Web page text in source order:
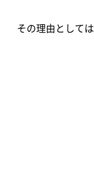
その理由として